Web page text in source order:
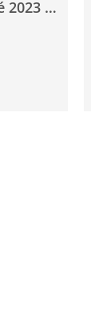
Chateau Bellevue La Foret Rosé 2023 0,75l